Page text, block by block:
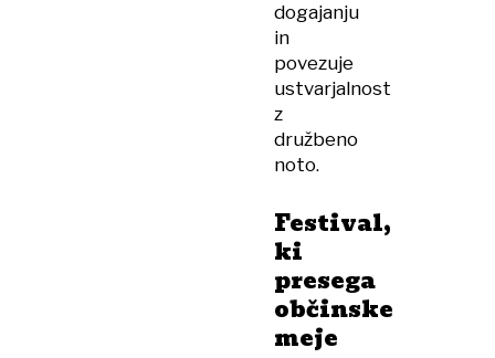
dogajanju
in
povezuje
ustvarjalnost
z
družbeno
noto.
Festival,
ki
presega
občinske
meje